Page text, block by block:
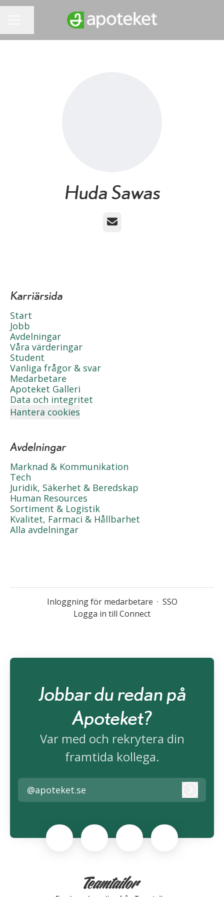
Huda Sawas
E-post
Karriärsida
Start
Jobb
Avdelningar
Våra värderingar
Student
Vanliga frågor & svar
Medarbetare
Apoteket Galleri
Data och integritet
Hantera cookies
Avdelningar
Marknad & Kommunikation
Tech
Juridik, Säkerhet & Beredskap
Human Resources
Sortiment & Logistik
Kvalitet, Farmaci & Hållbarhet
Alla avdelningar
Inloggning för medarbetare · SSO
Logga in till Connect
Jobbar du redan på
Apoteket?
Var med och rekrytera din
framtida kollega.
@apoteket.se